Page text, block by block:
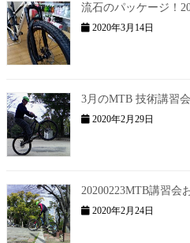
流石のパッケージ！
2020年3月14日
3月のMTB 技術講習
2020年2月29日
20200223MTB講習会
2020年2月24日